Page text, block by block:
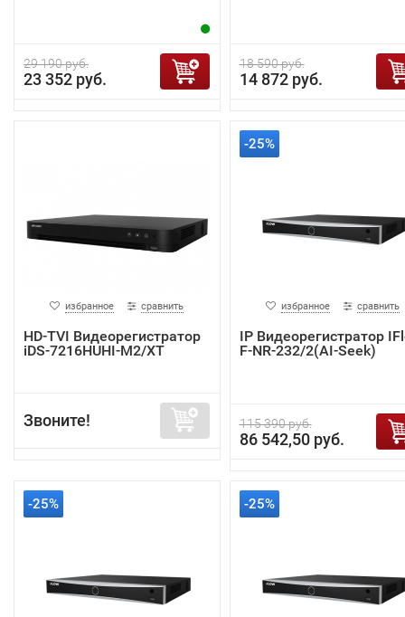
29 190 руб.
23 352 руб.
18 590 руб.
14 872 руб.
избранное сравнить
HD-TVI Видеорегистратор
iDS-7216HUHI-M2/XT
Звоните!
-25%
избранное сравнить
IP Видеорегистратор
F-NR-232/2(AI-Seek)
115 390 руб.
86 542,50 руб.
-25% -25%